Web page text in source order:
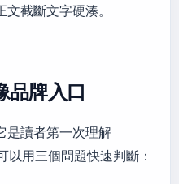
截斷文字硬湊。
品牌入口
是讀者第一次理解
用三個問題快速判斷：